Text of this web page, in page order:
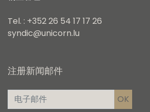
Tel. : +352 26 54 17 17 26
syndic@unicorn.lu
注册新闻邮件